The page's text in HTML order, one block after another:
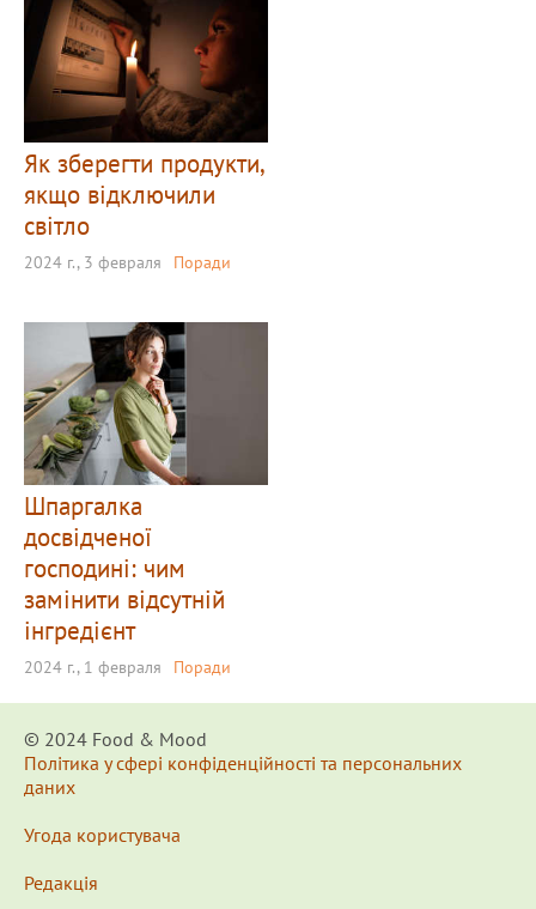
Як зберегти продукти,
якщо відключили
світло
2024 г., 3 февраля Поради
Шпаргалка
досвідченої
господині: чим
замінити відсутній
інгредієнт
2024 г., 1 февраля Поради
© 2024 Food & Мood
Політика у сфері конфіденційності та персональних
даних
Угода користувача
Редакція